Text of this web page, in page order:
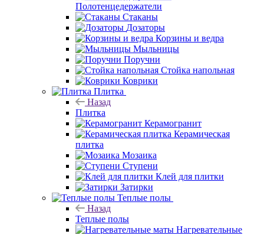
Полотенцедержатели
Стаканы
Дозаторы
Корзины и ведра
Мыльницы
Поручни
Стойка напольная
Коврики
Плитка
Назад
Плитка
Керамогранит
Керамическая
плитка
Мозаика
Ступени
Клей для плитки
Затирки
Теплые полы
Назад
Теплые полы
Нагревательные